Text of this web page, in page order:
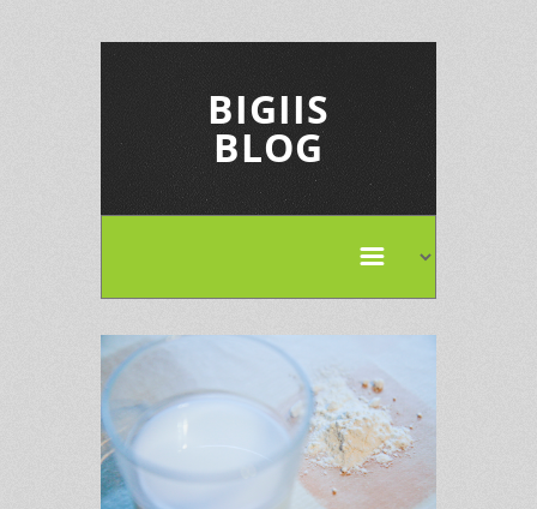
BIGIIS
BLOG